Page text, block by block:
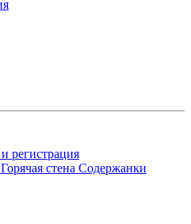
регистрация
стена Содержанки